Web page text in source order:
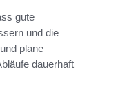
gute
und die
plane
dauerhaft